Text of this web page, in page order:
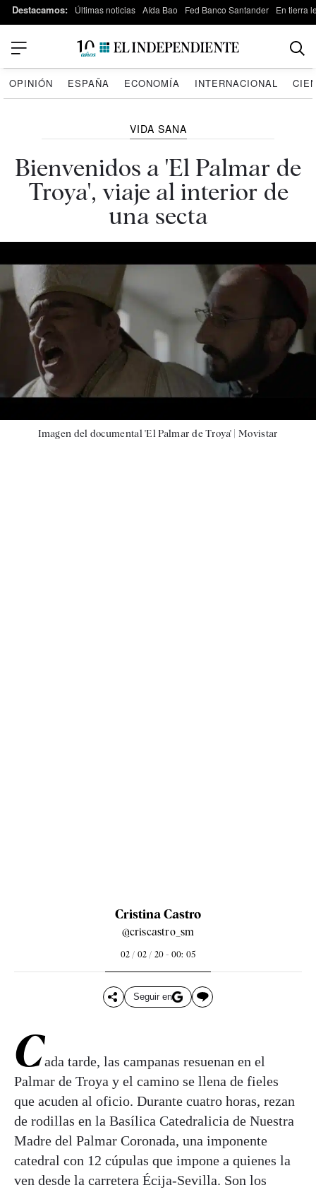
Destacamos: Últimas noticias Aída Bao Fed Banco Santander En tierra
OPINIÓN ESPAÑA ECONOMÍA INTERNACIONAL
VIDA SANA
Bienvenidos a 'El Palmar de
Troya', viaje al interior de
una secta
Imagen del documental 'El Palmar de Troya' |Movistar
Cristina Castro
@criscastro_sm
02 / 02 / 20 - 00: 05
Seguir en
Cada tarde, las campanas resuenan en el
Palmar de Troya y el camino se llena de fieles
que acuden al oficio. Durante cuatro horas, rezan
de rodillas en la Basílica Catedralicia de Nuestra
Madre del Palmar Coronada, una imponente
catedral con 12 cúpulas que impone a quienes la
ven desde la carretera Écija-Sevilla. Son los